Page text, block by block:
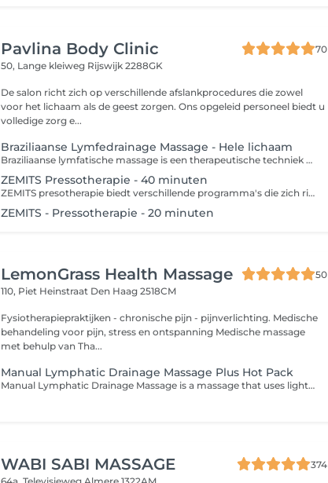
Pavlina Body Clinic
70
50, Lange kleiweg Rijswijk 2288GK
De salon richt zich op verschillende afslankprocedures die zowel
voor het lichaam als de geest zorgen. Ons opgeleid personeel biedt u
volledige zorg e...
Braziliaanse Lymfedrainage Massage - Hele lichaam
Braziliaanse lymfatische massage is een therapeutische techniek die zich richt op de stimulatie van het lymfestelsel en de ondersteuning van de detoxificatie van het lichaam. Deze massage, die zijn oorsprong in Brazilië heeft, wordt uitgevoerd met zachte, ritmische bewegingen en druk die de lymfe-afvoer bevorderen en de bloedcirculatie verbeteren. Contra-indicaties: 1. Acute infecties 2. Ontstekingziekten 3. Tumoren 4. Trombose 5. Hartproblemen 6. Diabetes 7. Open wonden 8. Zwangerschap
ZEMITS Pressotherapie - 40 minuten
ZEMITS presotherapie biedt verschillende programma's die zich richten op specifieke behoeften van cliënten: 1. **Detoxificatieprogramma**: Ondersteunt het lymfesysteem en verwijdert gifstoffen uit het lichaam. 2. **Vetverbrandingsprogramma**: Versnelt de stofwisseling en helpt bij het afvallen. 3. **Huidverstevigingsprogramma**: Stimuleert de collageenproductie en verstevigt de huid. 4. **Herstelprogramma**: Vermindert spanning in de spieren en bevordert een snellere regeneratie na fysieke activiteit. 5. **Ontspannings- en wellnessprogramma**: Biedt stressverlichting en een aangename, ontspannende ervaring. 6. **Programma ter verbetering van de doorbloeding**: Helpt de doorbloeding van de ledematen te verbeteren en vermindert zwellingen. Deze programma's kunnen worden gepersonaliseerd op basis van de behoeften van elke cliënt, wat zorgt voor effectieve therapeutische resultaten. Presotherapie heeft enkele contra-indicaties: 1. Zwangerschap 2. Infectieziekten 3. Hartproblemen 4. Bloedstolsels 5. Huidziekten 6. Kanker 7. Ernstige neurologische aandoeningen 8. Lage bloeddruk 9. Ontstekingen Raadpleeg altijd een specialist om te zien of de therapie geschikt is.
ZEMITS - Pressotherapie - 20 minuten
LemonGrass Health Massage
50
110, Piet Heinstraat Den Haag 2518CM
Fysiotherapiepraktijken - chronische pijn - pijnverlichting. Medische
behandeling voor pijn, stress en ontspanning Medische massage
met behulp van Tha...
Manual Lymphatic Drainage Massage Plus Hot Pack
Manual Lymphatic Drainage Massage is a massage that uses light, rhythmic movements and focuses on stimulating the flow of lymphatic fluid. It massages the lymph nodes and lymphatic vessels, using pumping, stroking and light kneading techniques on the skin where the lymph nodes and lymphatic vessels are located. Lymphatic drainage massage or lymphatic drainage stimulates the lymph nodes. Lymph nodes are where toxins accumulate, causing edema. Lymphatic massage stimulates the lymph nodes, helping to expel toxins in the form of sweat and urine, relieving depression and reducing anxiety.
WABI SABI MASSAGE
374